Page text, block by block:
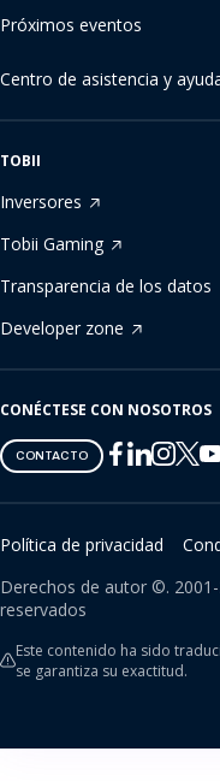
Próximos eventos
Centro de asistencia y
TOBII
Inversores
Tobii Gaming
Transparencia de los datos
Developer zone
CONÉCTESE CON NOSOTROS
CONTACTO
Tobii
on
Facebook
Tobii
on
Linkedin
Tobii
on
Instagram
Tobii
on
Twitter
Tobii
on
Youtube
Política de privacidad
Derechos de autor ©. 2001-
reservados
Este contenido ha sido
se garantiza su exactitud.